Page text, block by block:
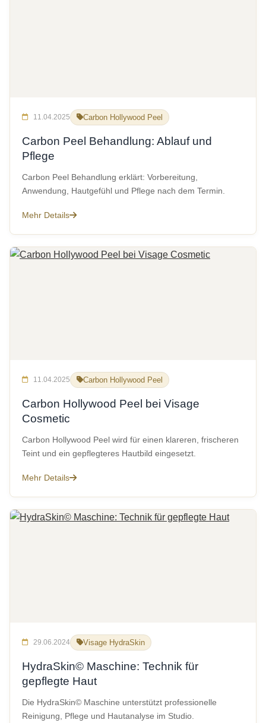
11.04.2025 Carbon Hollywood Peel
Carbon Peel Behandlung: Ablauf und
Pflege
Carbon Peel Behandlung erklärt: Vorbereitung,
Anwendung, Hautgefühl und Pflege nach dem Termin.
Mehr Details
11.04.2025 Carbon Hollywood Peel
Carbon Hollywood Peel bei Visage
Cosmetic
Carbon Hollywood Peel wird für einen klareren, frischeren
Teint und ein gepflegteres Hautbild eingesetzt.
Mehr Details
29.06.2024 Visage HydraSkin
HydraSkin© Maschine: Technik für
gepflegte Haut
Die HydraSkin© Maschine unterstützt professionelle
Reinigung, Pflege und Hautanalyse im Studio.